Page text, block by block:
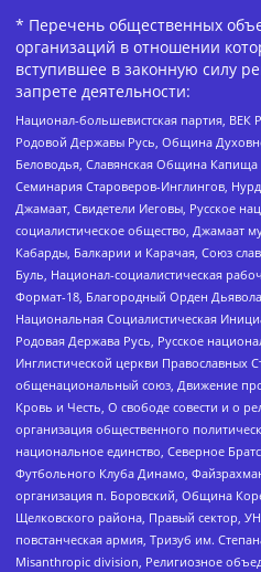
* Перечень общественных
организаций в отношении
вступившее в законную силу
запрете деятельности:
Национал-большевистская партия, ВЕК
Родовой Державы Русь, Община
Беловодья, Славянская Община
Семинария Староверов-Инглингов,
Джамаат, Свидетели Иеговы, Русское
социалистическое общество, Джамаат
Кабарды, Балкарии и Карачая, Союз
Буль, Национал-социалистическая
Формат-18, Благородный Орден
Национальная Социалистическая
Родовая Держава Русь, Русское
Инглистической церкви Православных
общенациональный союз, Движение
Кровь и Честь, О свободе совести и о
организация общественного
национальное единство, Северное
Футбольного Клуба Динамо,
организация п. Боровский, Община
Щелковского района, Правый сектор,
повстанческая армия, Тризуб им.
Misanthropic division, Религиозное